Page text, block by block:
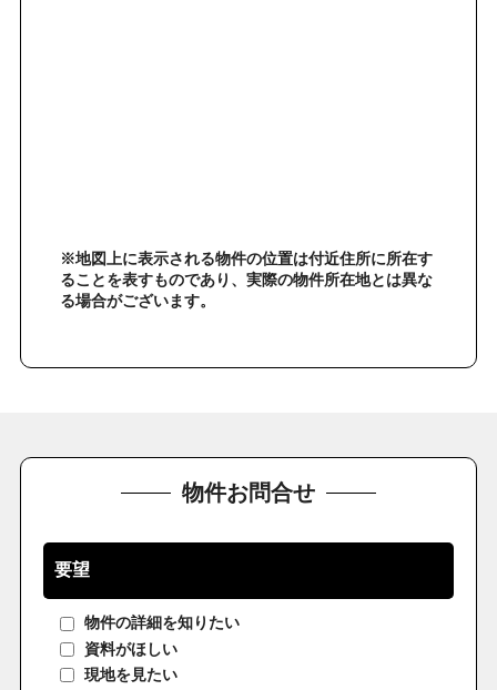
※地図上に表示される物件の位置は付近住所に所在す
ることを表すものであり、実際の物件所在地とは異な
る場合がございます。
物件お問合せ
要望
物件の詳細を知りたい
資料がほしい
現地を見たい